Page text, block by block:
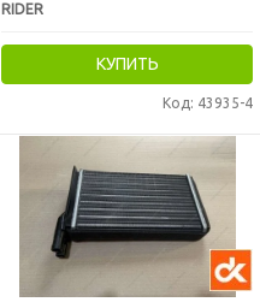
RIDER
КУПИТЬ
Код: 43935-4